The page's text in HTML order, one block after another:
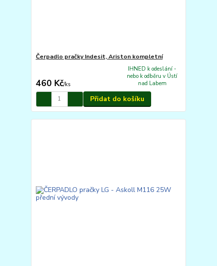
Čerpadlo pračky Indesit, Ariston kompletní
460 Kč/ks
IHNED k odeslání -
nebo k odběru v Ústí
nad Labem
Přidat do košíku